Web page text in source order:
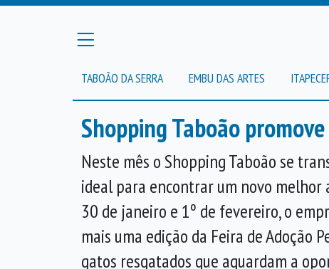
TABOÃO DA SERRA EMBU DAS ARTES
Shopping Taboão
Neste mês o Shopping Taboão se
ideal para encontrar um novo melhor
30 de janeiro e 1º de fevereiro, o
mais uma edição da Feira de Adoção
gatos resgatados que aguardam a